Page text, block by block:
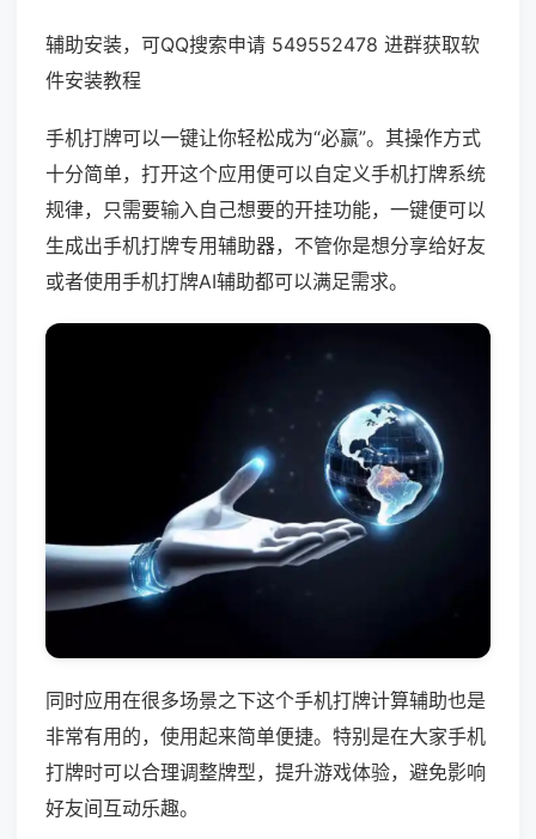
辅助安装，可QQ搜索申请 549552478 进群获取软
件安装教程
手机打牌可以一键让你轻松成为“必赢”。其操作方式
十分简单，打开这个应用便可以自定义手机打牌系统
规律，只需要输入自己想要的开挂功能，一键便可以
生成出手机打牌专用辅助器，不管你是想分享给好友
或者使用手机打牌AI辅助都可以满足需求。
同时应用在很多场景之下这个手机打牌计算辅助也是
非常有用的，使用起来简单便捷。特别是在大家手机
打牌时可以合理调整牌型，提升游戏体验，避免影响
好友间互动乐趣。